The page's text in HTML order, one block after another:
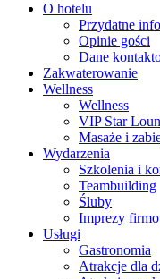
O hotelu
Przydatne
Opinie gości
Dane
Zakwaterowanie
Wellness
Wellness
VIP Star
Masaże i
Wydarzenia
Szkolenia i
Teambuilding
Śluby
Imprezy
Usługi
Gastronomia
Atrakcje dla